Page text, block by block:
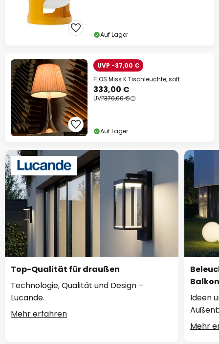
Auf Lager
UVP -37,00 €
FLOS Miss K Tischleuchte, soft
333,00 €
UVP370,00 €
Auf Lager
Top-Qualität für draußen
Technologie, Qualität und Design –
Lucande.
Mehr erfahren
Balkon
Ideen
Mehr